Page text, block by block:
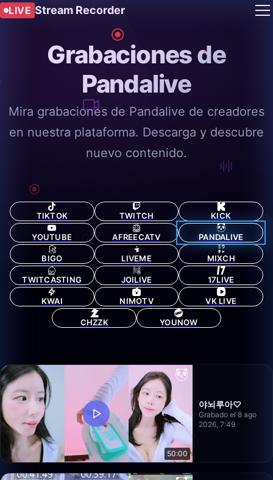
LIVE Stream Recorder
Grabaciones de
Pandalive
Mira grabaciones de Pandalive de creadores
en nuestra plataforma. Descarga y descubre
nuevo contenido.
TIKTOK TWITCH KICK
YOUTUBE AFREECATV PANDALIVE
BIGO LIVEME MIXCH
TWITCASTING JOILIVE 17LIVE
KWAI NIMOTV VK LIVE
CHZZK YOUNOW
50:00
야뇌루아♡
Grabado el 8 ago
2026, 7:49